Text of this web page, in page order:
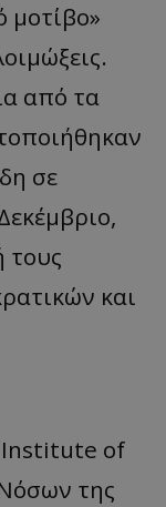
μοτίβο»
από τα
σε
τους
και
Institute of
της